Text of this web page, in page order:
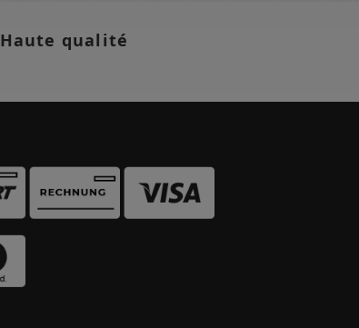
Haute qualité